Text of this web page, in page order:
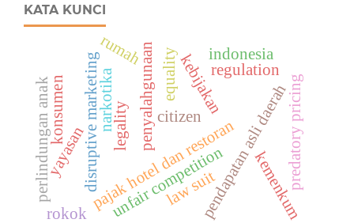
KATA KUNCI
kebijakan
pajak hotel dan restoranpendapatan asli daerah
penyalahgunaan
narkotika predatory pricing
legality
unfair competition
disruptive marketing citizen
law suit
yayasan
regulation
indonesia
perlindungan anak
rokok kemenkum
rumah
konsumen
equality